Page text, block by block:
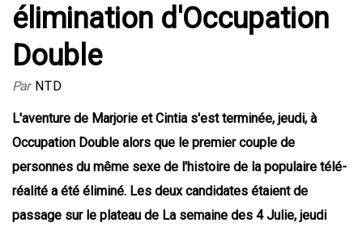
élimination d'Occupation
Double
Par NTD
L'aventure de Marjorie et Cintia s'est terminée, jeudi, à
Occupation Double alors que le premier couple de
personnes du même sexe de l'histoire de la populaire télé-
réalité a été éliminé. Les deux candidates étaient de
passage sur le plateau de La semaine des 4 Julie, jeudi